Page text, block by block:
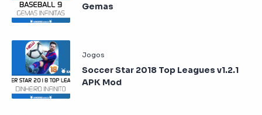
Gemas
Soccer Star 2018 Top Leagues v1.2.1
APK Mod